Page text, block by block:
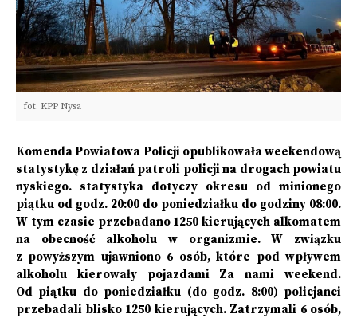
fot. KPP Nysa
Komenda Powiatowa Policji opublikowała weekendową
statystykę z działań patroli policji na drogach powiatu
nyskiego. statystyka dotyczy okresu od minionego
piątku od godz. 20:00 do poniedziałku do godziny 08:00.
W tym czasie przebadano 1250 kierujących alkomatem
na obecność alkoholu w organizmie. W związku
z powyższym ujawniono 6 osób, które pod wpływem
alkoholu kierowały pojazdami Za nami weekend.
Od piątku do poniedziałku (do godz. 8:00) policjanci
przebadali blisko 1250 kierujących. Zatrzymali 6 osób,